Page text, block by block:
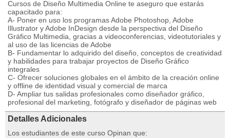
Cursos de Diseño Multimedia Online te aseguro que estarás
capacitado para:
A- Poner en uso los programas Adobe Photoshop, Adobe
Illustrator y Adobe InDesign desde la perspectiva del Diseño
Gráfico Multimedia, gracias a videoconferencias, videotutoriales y
al uso de las licencias de Adobe
B- Fundamentar lo adquirido del diseño, conceptos de creatividad
y habilidades para trabajar proyectos de Diseño Gráfico
integrales
C- Ofrecer soluciones globales en el ámbito de la creación online
y offline de identidad visual y comercial de marca
D- Ampliar tus salidas profesionales como diseñador gráfico,
profesional del marketing, fotógrafo y diseñador de páginas web
Detalles Adicionales
Los estudiantes de este curso Opinan que: